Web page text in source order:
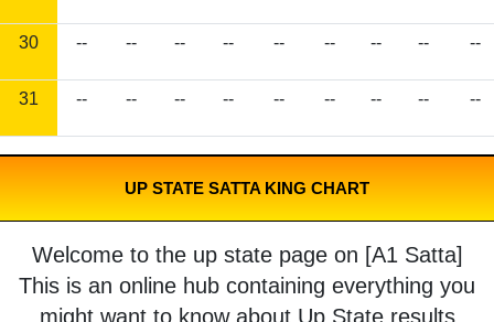
30 -- -- -- -- -- -- -- -- --
31 -- -- -- -- -- -- -- -- --
UP STATE SATTA KING CHART
Welcome to the up state page on [A1 Satta]
This is an online hub containing everything you
might want to know about Up State results